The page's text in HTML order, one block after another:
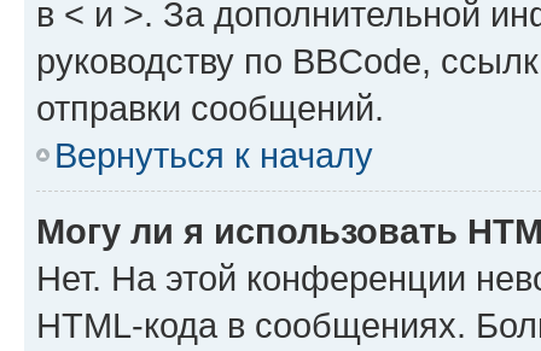
в < и >. За дополнительной
руководству по BBCode,
отправки сообщений.
Вернуться к началу
Могу ли я использовать
Нет. На этой конференции
HTML-кода в сообщениях.